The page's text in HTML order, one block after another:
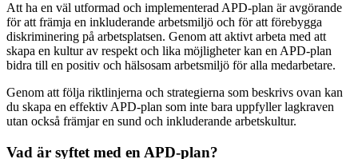
Att ha en väl utformad och implementerad APD-plan är avgörande
för att främja en inkluderande arbetsmiljö och för att förebygga
diskriminering på arbetsplatsen. Genom att aktivt arbeta med att
skapa en kultur av respekt och lika möjligheter kan en APD-plan
bidra till en positiv och hälsosam arbetsmiljö för alla medarbetare.
Genom att följa riktlinjerna och strategierna som beskrivs ovan kan
du skapa en effektiv APD-plan som inte bara uppfyller lagkraven
utan också främjar en sund och inkluderande arbetskultur.
Vad är syftet med en APD-plan?